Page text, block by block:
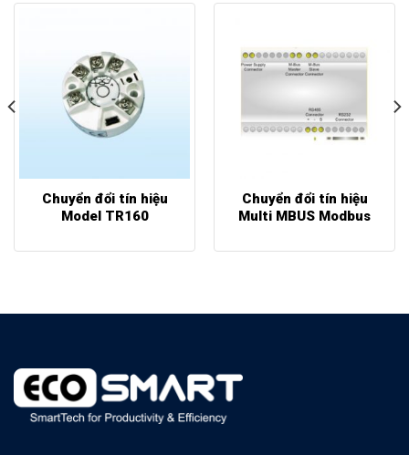
Chuyển đổi tín hiệu
Model TR160
Chuyển đổi tín hiệu
Multi MBUS Modbus